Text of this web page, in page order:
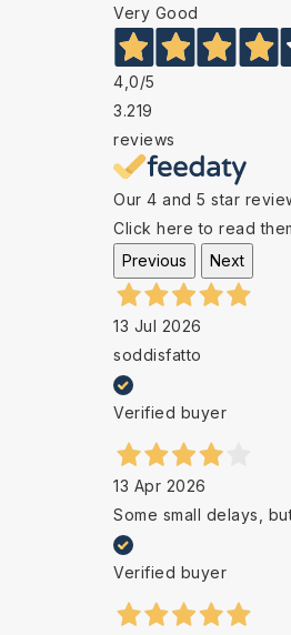
Very Good
4,0/5
3.219
reviews
Our 4 and 5 star
Click here to read
Previous
Next
13 Jul 2026
soddisfatto
Verified buyer
13 Apr 2026
Some small delays,
Verified buyer